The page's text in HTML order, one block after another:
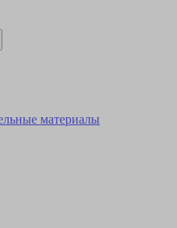
материалы